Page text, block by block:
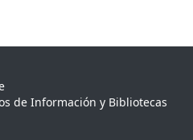
de Información y Bibliotecas